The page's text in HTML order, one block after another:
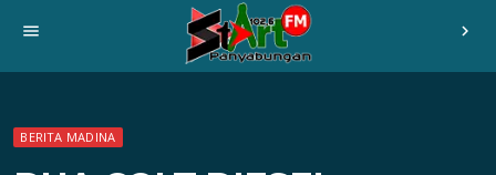
menu chevron_right
BERITA MADINA